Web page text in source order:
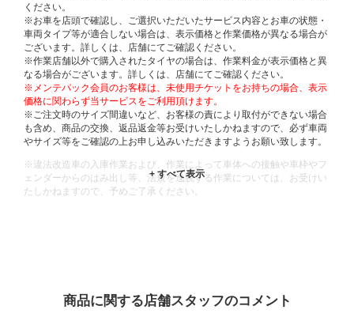
ください。
※お車を店頭で確認し、ご選択いただいたサービス内容とお車の状態・
車両タイプ等が適合しない場合は、表示価格と作業価格が異なる場合が
ございます。詳しくは、店舗にてご確認ください。
※作業店舗以外で購入されたタイヤの場合は、作業料金が表示価格と異
なる場合がございます。詳しくは、店舗にてご確認ください。
※メンテパック会員のお客様は、未使用チケットをお持ちの場合、表示
価格に関わらず当サービスをご利用頂けます。
※ご注文時のサイズ間違いなど、お客様の責により取付ができない場合
も含め、商品の交換、返品返金等お受けいたしかねますので、必ず車両
やサイズ等をご確認の上お申し込みいただきますようお願い致します。
※違法改造車の入庫作業および、作業によって車体への接触や車枠やフ
ェンダーからのはみ出し等、法規を逸脱する作業については、お受けい
たしかねますので、予めご了承ください。
商品に関する店舗スタッフのコメント